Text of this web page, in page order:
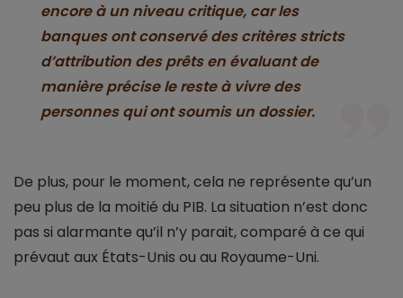
encore à un niveau critique, car les
banques ont conservé des critères stricts
d’attribution des prêts en évaluant de
manière précise le reste à vivre des
personnes qui ont soumis un dossier.
De plus, pour le moment, cela ne représente qu’un
peu plus de la moitié du PIB. La situation n’est donc
pas si alarmante qu’il n’y parait, comparé à ce qui
prévaut aux États-Unis ou au Royaume-Uni.